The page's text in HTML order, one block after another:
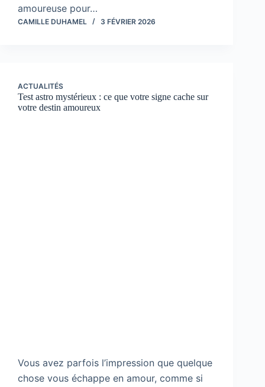
amoureuse pour…
CAMILLE DUHAMEL 3 FÉVRIER 2026
ACTUALITÉS
Test astro mystérieux : ce que votre signe cache sur
votre destin amoureux
Vous avez parfois l’impression que quelque
chose vous échappe en amour, comme si